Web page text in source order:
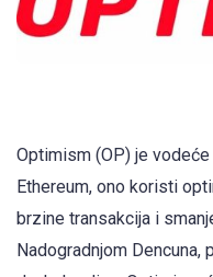
Optimism (OP) je
Ethereum, ono koristi
brzine transakcija i
Nadogradnjom